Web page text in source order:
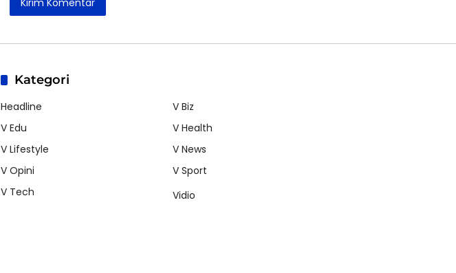
Kategori
Headline
V Biz
V Edu
V Health
V Lifestyle
V News
V Opini
V Sport
V Tech
Vidio